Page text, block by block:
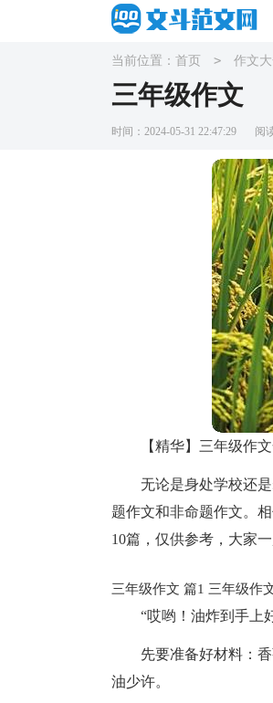
当前位置： 首页 > 作文
三年级作文
时间：2024-05-31 22:47:29 阅
【精华】三年级作
无论是身处学校还
题作文和非命题作文。
10篇，仅供参考，大家一
三年级作文 篇1
“哎哟！油炸到手上
先要准备好材料：
油少许。
三年级作